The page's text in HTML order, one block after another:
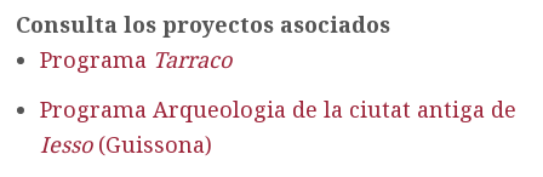
Consulta los proyectos asociados
Programa Tarraco
Programa Arqueologia de la ciutat antiga de
Iesso(Guissona)